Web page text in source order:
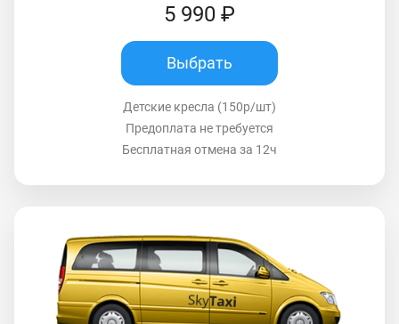
5 990 ₽
Выбрать
Детские кресла (150р/шт)
Предоплата не требуется
Бесплатная отмена за 12ч